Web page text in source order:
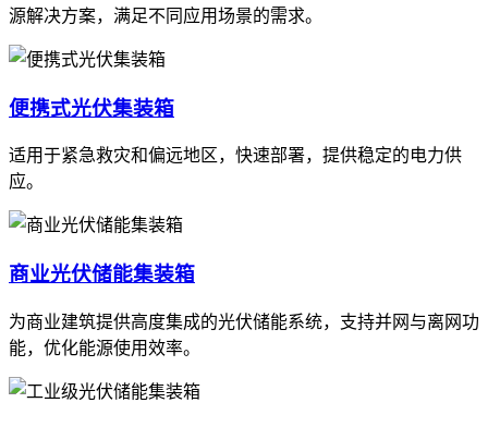
源解决方案，满足不同应用场景的需求。
便携式光伏集装箱
适用于紧急救灾和偏远地区，快速部署，提供稳定的电力供
应。
商业光伏储能集装箱
为商业建筑提供高度集成的光伏储能系统，支持并网与离网功
能，优化能源使用效率。